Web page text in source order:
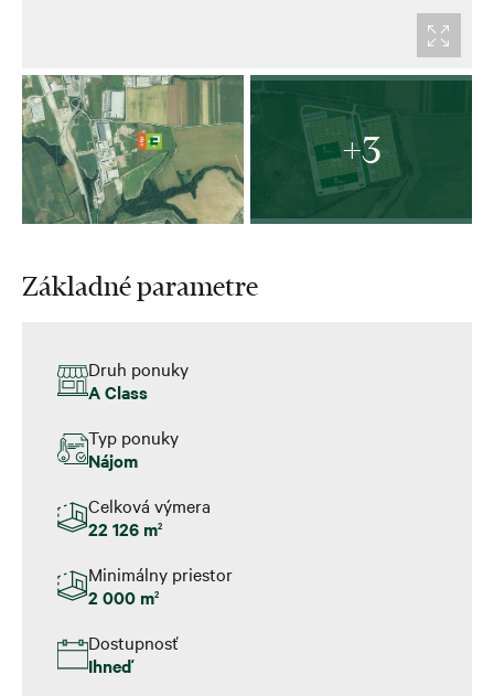
+3
Základné parametre
Druh ponuky
A Class
Typ ponuky
Nájom
Celková výmera
22 126 m2
Minimálny priestor
2 000 m2
Dostupnosť
Ihneď